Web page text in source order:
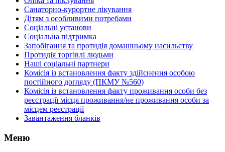
Санаторно-курортне лікування
Дітям з особливими потребами
Соціальні установи
Соціальна підтримка
Запобігання та протидія домашньому насильству
Протидія торгівлі людьми
Наші соціальні партнери
Комісія із встановлення факту здійснення особою
постійного догляду (ПКМУ №560)
Комісія із встановлення факту проживання особи без
реєстрації місця проживання/не проживання особи за
місцем реєстрації
Завантаження бланків
Меню